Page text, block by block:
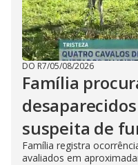
DO R7/05/08/2026
Família
suspeita de
Família registra
avaliados em